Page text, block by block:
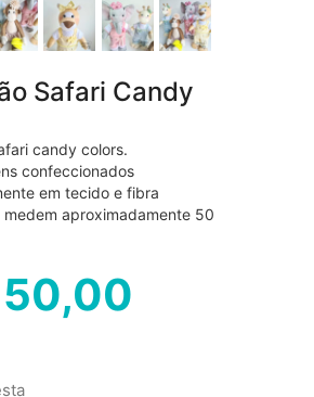
Safari Candy
candy colors.
confeccionados
em tecido e fibra
medem aproximadamente 50